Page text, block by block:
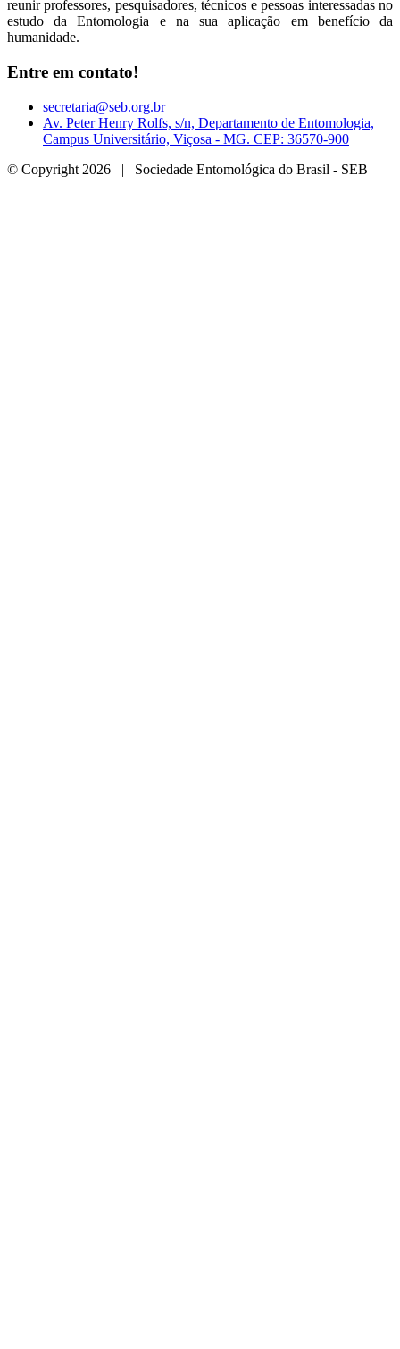
reunir professores, pesquisadores, técnicos e pessoas interessadas no
estudo da Entomologia e na sua aplicação em benefício da
humanidade.
Entre em contato!
secretaria@seb.org.br
Av. Peter Henry Rolfs, s/n, Departamento de Entomologia,
Campus Universitário, Viçosa - MG. CEP: 36570-900
© Copyright 2026 | Sociedade Entomológica do Brasil - SEB